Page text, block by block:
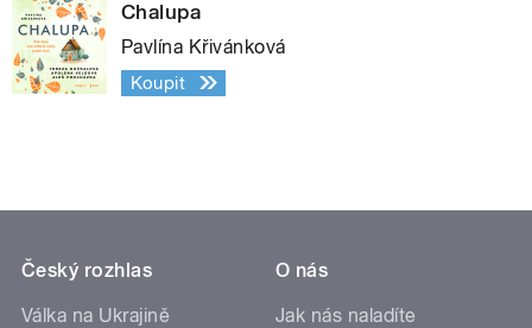
Chalupa
Pavlína Křivánková
Koupit
Český rozhlas
Válka na Ukrajině
O nás
Jak nás naladíte